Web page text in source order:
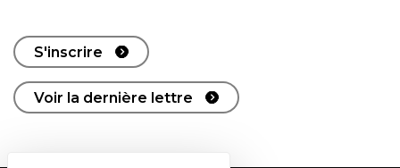
S'inscrire
Voir la dernière lettre